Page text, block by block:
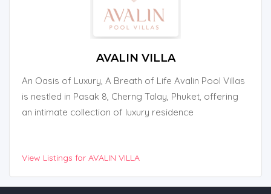
AVALIN VILLA
An Oasis of Luxury, A Breath of Life Avalin Pool Villas
is nestled in Pasak 8, Cherng Talay, Phuket, offering
an intimate collection of luxury residence
View Listings for AVALIN VILLA